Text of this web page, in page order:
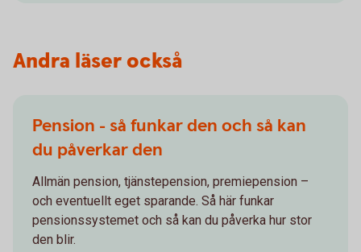
Andra läser också
Pension - så funkar den och så kan
du påverkar den
Allmän pension, tjänstepension, premiepension –
och eventuellt eget sparande. Så här funkar
pensionssystemet och så kan du påverka hur stor
den blir.